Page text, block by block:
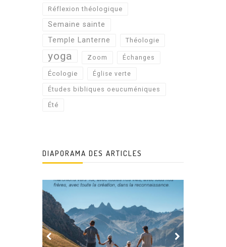
Réflexion théologique
Semaine sainte
Temple Lanterne
Théologie
yoga Zoom Échanges
Écologie Église verte
Études bibliques oeucuméniques
Été
DIAPORAMA DES ARTICLES